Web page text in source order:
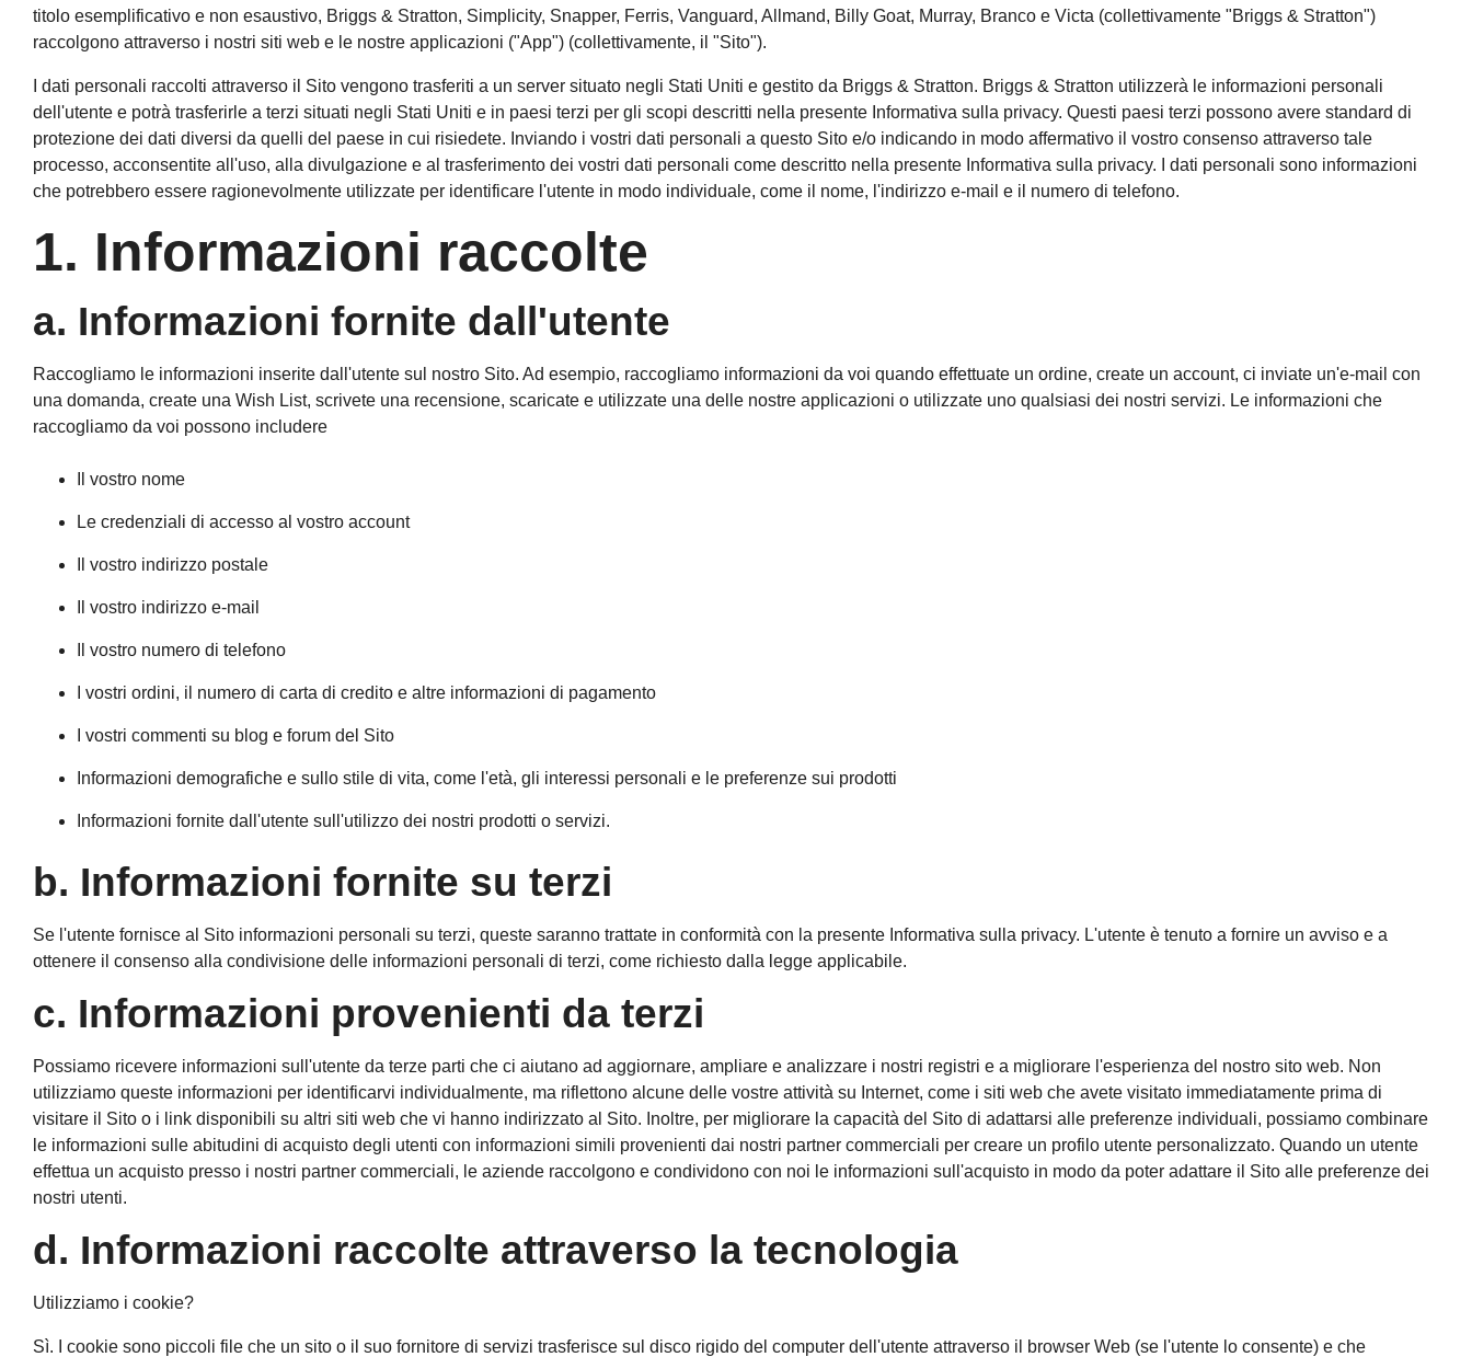
titolo esemplificativo e non esaustivo, Briggs & Stratton, Simplicity, Snapper, Ferris, Vanguard, Allmand, Billy Goat, Murray, Branco e Victa (collettivamente "Briggs & Stratton")
raccolgono attraverso i nostri siti web e le nostre applicazioni ("App") (collettivamente, il "Sito").
I dati personali raccolti attraverso il Sito vengono trasferiti a un server situato negli Stati Uniti e gestito da Briggs & Stratton. Briggs & Stratton utilizzerà le informazioni personali
dell'utente e potrà trasferirle a terzi situati negli Stati Uniti e in paesi terzi per gli scopi descritti nella presente Informativa sulla privacy. Questi paesi terzi possono avere standard di
protezione dei dati diversi da quelli del paese in cui risiedete. Inviando i vostri dati personali a questo Sito e/o indicando in modo affermativo il vostro consenso attraverso tale
processo, acconsentite all'uso, alla divulgazione e al trasferimento dei vostri dati personali come descritto nella presente Informativa sulla privacy. I dati personali sono informazioni
che potrebbero essere ragionevolmente utilizzate per identificare l'utente in modo individuale, come il nome, l'indirizzo e-mail e il numero di telefono.
1. Informazioni raccolte
a. Informazioni fornite dall'utente
Raccogliamo le informazioni inserite dall'utente sul nostro Sito. Ad esempio, raccogliamo informazioni da voi quando effettuate un ordine, create un account, ci inviate un'e-mail con
una domanda, create una Wish List, scrivete una recensione, scaricate e utilizzate una delle nostre applicazioni o utilizzate uno qualsiasi dei nostri servizi. Le informazioni che
raccogliamo da voi possono includere
Il vostro nome
Le credenziali di accesso al vostro account
Il vostro indirizzo postale
Il vostro indirizzo e-mail
Il vostro numero di telefono
I vostri ordini, il numero di carta di credito e altre informazioni di pagamento
I vostri commenti su blog e forum del Sito
Informazioni demografiche e sullo stile di vita, come l'età, gli interessi personali e le preferenze sui prodotti
Informazioni fornite dall'utente sull'utilizzo dei nostri prodotti o servizi.
b. Informazioni fornite su terzi
Se l'utente fornisce al Sito informazioni personali su terzi, queste saranno trattate in conformità con la presente Informativa sulla privacy. L'utente è tenuto a fornire un avviso e a
ottenere il consenso alla condivisione delle informazioni personali di terzi, come richiesto dalla legge applicabile.
c. Informazioni provenienti da terzi
Possiamo ricevere informazioni sull'utente da terze parti che ci aiutano ad aggiornare, ampliare e analizzare i nostri registri e a migliorare l'esperienza del nostro sito web. Non
utilizziamo queste informazioni per identificarvi individualmente, ma riflettono alcune delle vostre attività su Internet, come i siti web che avete visitato immediatamente prima di
visitare il Sito o i link disponibili su altri siti web che vi hanno indirizzato al Sito. Inoltre, per migliorare la capacità del Sito di adattarsi alle preferenze individuali, possiamo combinare
le informazioni sulle abitudini di acquisto degli utenti con informazioni simili provenienti dai nostri partner commerciali per creare un profilo utente personalizzato. Quando un utente
effettua un acquisto presso i nostri partner commerciali, le aziende raccolgono e condividono con noi le informazioni sull'acquisto in modo da poter adattare il Sito alle preferenze dei
nostri utenti.
d. Informazioni raccolte attraverso la tecnologia
Utilizziamo i cookie?
Sì. I cookie sono piccoli file che un sito o il suo fornitore di servizi trasferisce sul disco rigido del computer dell'utente attraverso il browser Web (se l'utente lo consente) e che